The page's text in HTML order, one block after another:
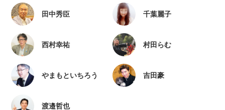
田中秀臣 千葉麗子
西村幸祐 村田らむ
やまもといちろう 吉田豪
渡邉哲也